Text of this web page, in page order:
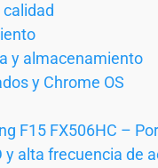
y almacenamiento
y Chrome OS
F15 FX506HC –
y alta frecuencia de